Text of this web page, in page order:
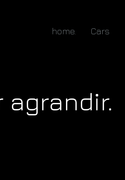
home. Cars
agrandir.